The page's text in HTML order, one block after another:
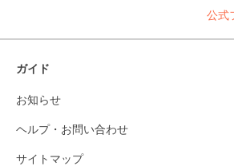
公式
ガイド
お知らせ
ヘルプ・お問い合わせ
サイトマップ